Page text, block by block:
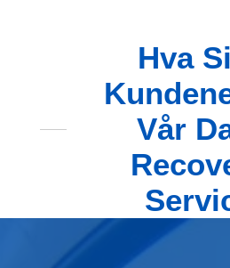
Hva
Vår